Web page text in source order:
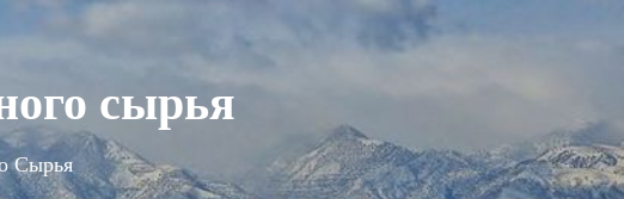
сырья
Сырья